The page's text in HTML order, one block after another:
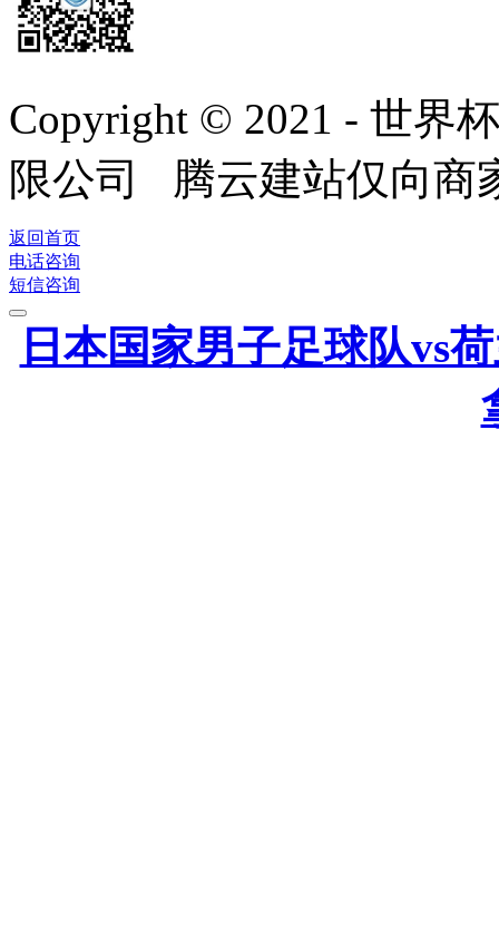
Copyright © 2021 - 世界
限公司 腾云建站仅向商
返回首页
电话咨询
短信咨询
日本国家男子足球队vs